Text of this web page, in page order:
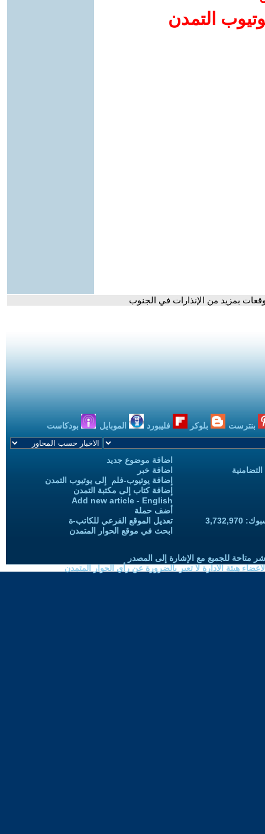
التمدن
بمزيد من الإنذارات في الجنوب
بنترست بلوكر فليبورد الموبايل بودكاست
اضافة موضوع جديد
اضافة خبر
إضافة يوتيوب-فلم إلى يوتيوب التمدن
إضافة كتاب إلى مكتبة التمدن
Add new article - English
أضف حملة
تعديل الموقع الفرعي للكاتب-ة
ابحث في موقع الحوار المتمدن
متاحة للجميع مع الإشارة إلى المصدر
هيئة الادارة لا تعبر بالضرورة عن رأي الحوار المتمدن